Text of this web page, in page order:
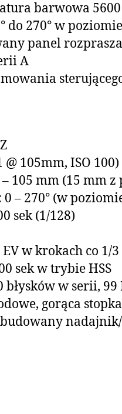
barwowa 5600
do 270° w
panel
A
105mm, ISO 100)
105 mm (15 mm
– 270° (w
sek (1/128)
w krokach co 1/3
sek w trybie HSS
błysków w serii, 99
gorąca